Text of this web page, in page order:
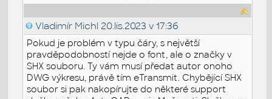
Vladimír Michl 20.lis.2023 v 17:36
Pokud je problém v typu čáry, s největší
pravděpodobností nejde o font, ale o značky v
SHX souboru. Ty vám musí předat autor onoho
DWG výkresu, právě tím eTransmit. Chybějící SHX
soubor si pak nakopírujte do některé support